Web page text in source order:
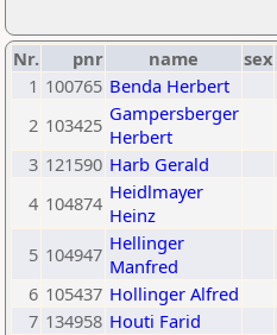
Nr. pnr name sex
1 100765 Benda Herbert
2 103425 Gampersberger
Herbert
3 121590 Harb Gerald
4 104874 Heidlmayer
Heinz
5 104947 Hellinger
Manfred
6 105437 Hollinger Alfred
7 134958 Houti Farid